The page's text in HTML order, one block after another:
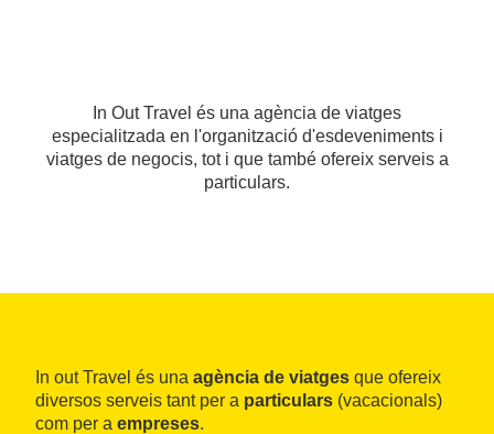
In Out Travel és una agència de viatges
especialitzada en l'organització d'esdeveniments i
viatges de negocis, tot i que també ofereix serveis a
particulars.
In out Travel és una agència de viatges que ofereix
diversos serveis tant per a particulars (vacacionals)
com per a empreses.